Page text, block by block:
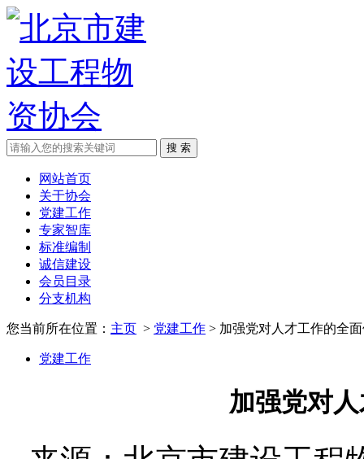
网站首页
关于协会
党建工作
专家智库
标准编制
诚信建设
会员目录
分支机构
您当前所在位置： 主页 > 党建工作 > 加强党对人才工作的全
党建工作
加强党对